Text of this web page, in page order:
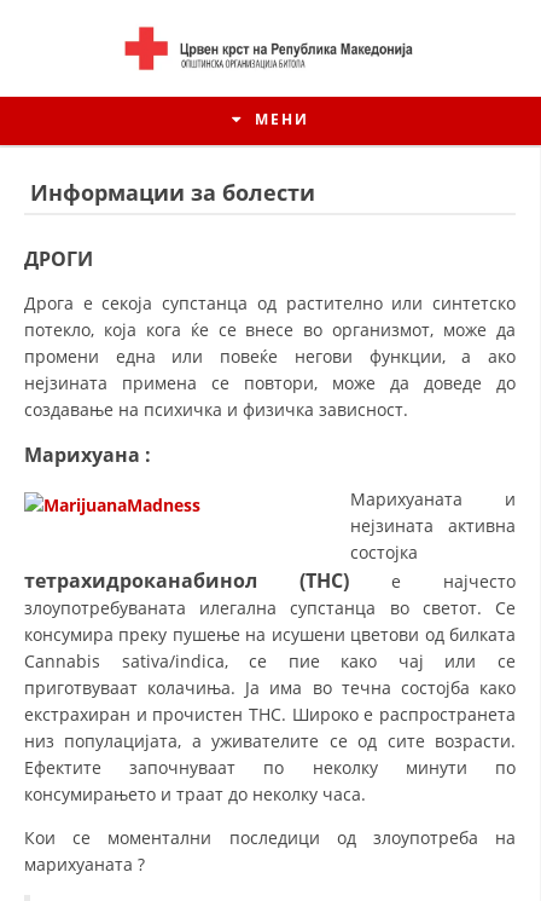
МЕНИ
ИСТОРИЈАТ НА ДВИЖЕЊЕТО
СТРУКТУРА НА ОРГАНИЗАЦИЈАТА
КОНТАКТ ИНФОРМАЦИИ
ЧЛЕНСТВО ВО ПРОФЕСИОНАЛНИ ТЕЛА
ЗАКОН ЗА ЦКРМ
СТАТУТ НА ЦКРМ
Информации за болести
ДРОГИ
Дрога е секоја супстанца од растително или синтетско
потекло, која кога ќе се внесе во организмот, може да
промени една или повеќе негови функции, а ако
нејзината примена се повтори, може да доведе до
создавање на психичка и физичка зависност.
Марихуана :
Марихуаната и
нејзината активна
состојка
тетрахидроканабинол (ТНС) е најчесто
злоупотребуваната илегална супстанца во светот. Се
консумира преку пушење на исушени цветови од билката
Cannabis sativa/indica, се пие како чај или се
приготвуваат колачиња. Ја има во течна состојба како
екстрахиран и прочистен ТНС. Широко е распространета
низ популацијата, а уживателите се од сите возрасти.
Ефектите започнуваат по неколку минути по
консумирањето и траат до неколку часа.
Кои се моментални последици од злоупотреба на
марихуаната ?